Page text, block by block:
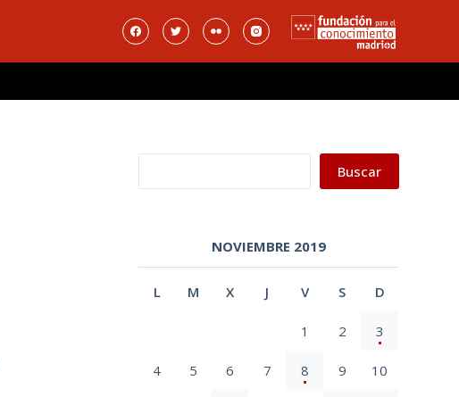
Buscar
NOVIEMBRE 2019
L M X J V S D
1 2 3
4 5 6 7 8 9 10